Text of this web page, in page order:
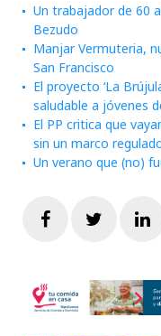
Un trabajador de 60
Bezudo
Manjar Vermuteria,
San Francisco
El proyecto ‘La
saludable a jóvenes
El PP critica que
sin un marco
Un verano que (no)
FacebookTwitter